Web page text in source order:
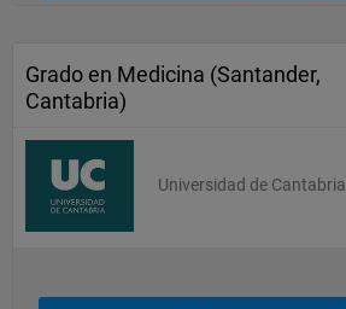
Grado en Medicina (Santander,
Cantabria)
Universidad de Cantabria